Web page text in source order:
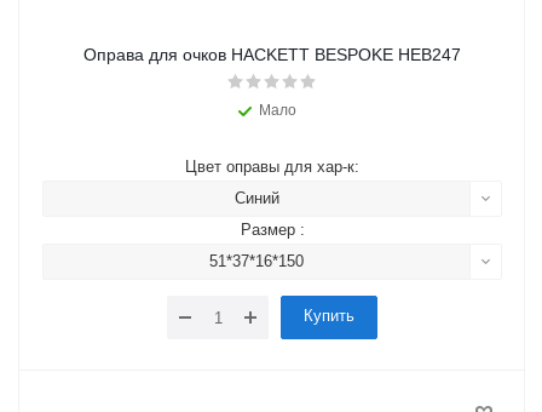
Оправа для очков HACKETT BESPOKE HEB247
Мало
Цвет оправы для хар-к:
Синий
Размер :
51*37*16*150
Купить